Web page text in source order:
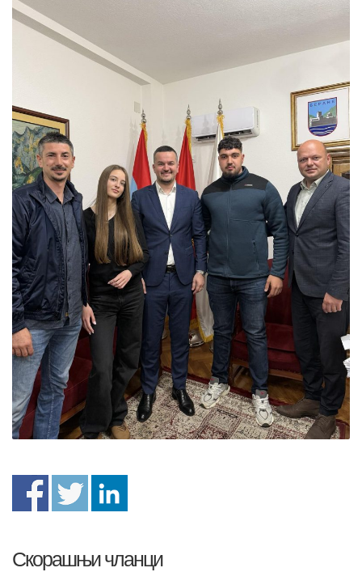
Скорашњи чланци